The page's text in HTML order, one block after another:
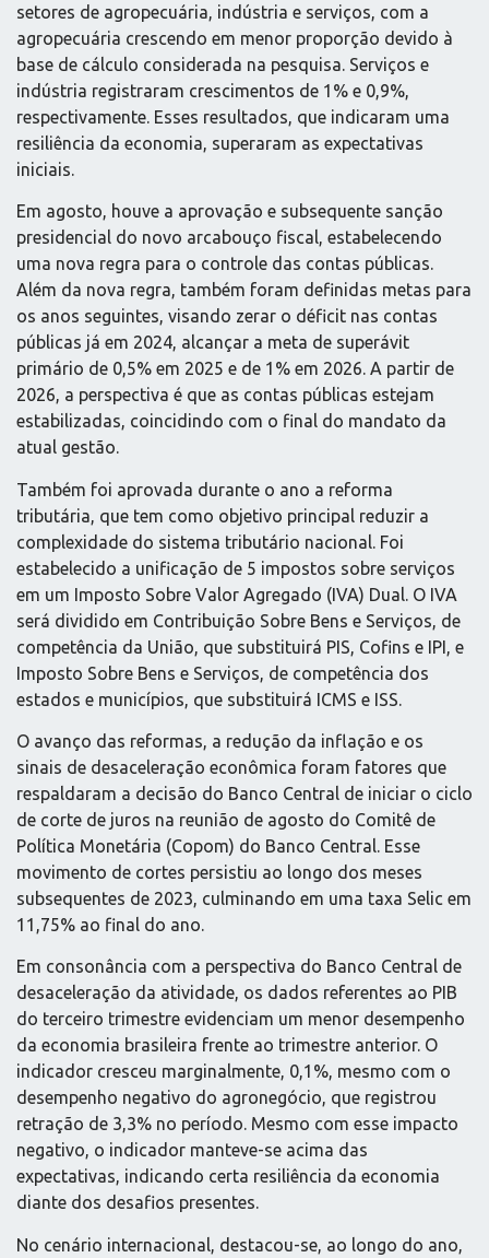
setores de agropecuária, indústria e serviços, com a
agropecuária crescendo em menor proporção devido à
base de cálculo considerada na pesquisa. Serviços e
indústria registraram crescimentos de 1% e 0,9%,
respectivamente. Esses resultados, que indicaram uma
resiliência da economia, superaram as expectativas
iniciais.
Em agosto, houve a aprovação e subsequente sanção
presidencial do novo arcabouço fiscal, estabelecendo
uma nova regra para o controle das contas públicas.
Além da nova regra, também foram definidas metas para
os anos seguintes, visando zerar o déficit nas contas
públicas já em 2024, alcançar a meta de superávit
primário de 0,5% em 2025 e de 1% em 2026. A partir de
2026, a perspectiva é que as contas públicas estejam
estabilizadas, coincidindo com o final do mandato da
atual gestão.
Também foi aprovada durante o ano a reforma
tributária, que tem como objetivo principal reduzir a
complexidade do sistema tributário nacional. Foi
estabelecido a unificação de 5 impostos sobre serviços
em um Imposto Sobre Valor Agregado (IVA) Dual. O IVA
será dividido em Contribuição Sobre Bens e Serviços, de
competência da União, que substituirá PIS, Cofins e IPI, e
Imposto Sobre Bens e Serviços, de competência dos
estados e municípios, que substituirá ICMS e ISS.
O avanço das reformas, a redução da inflação e os
sinais de desaceleração econômica foram fatores que
respaldaram a decisão do Banco Central de iniciar o ciclo
de corte de juros na reunião de agosto do Comitê de
Política Monetária (Copom) do Banco Central. Esse
movimento de cortes persistiu ao longo dos meses
subsequentes de 2023, culminando em uma taxa Selic em
11,75% ao final do ano.
Em consonância com a perspectiva do Banco Central de
desaceleração da atividade, os dados referentes ao PIB
do terceiro trimestre evidenciam um menor desempenho
da economia brasileira frente ao trimestre anterior. O
indicador cresceu marginalmente, 0,1%, mesmo com o
desempenho negativo do agronegócio, que registrou
retração de 3,3% no período. Mesmo com esse impacto
negativo, o indicador manteve-se acima das
expectativas, indicando certa resiliência da economia
diante dos desafios presentes.
No cenário internacional, destacou-se, ao longo do ano,